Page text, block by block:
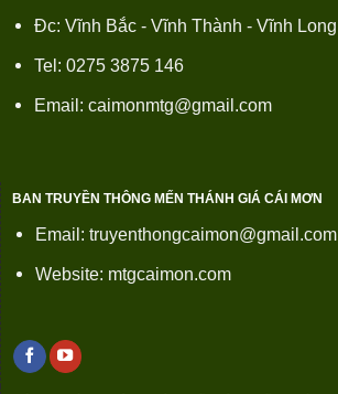
Đc: Vĩnh Bắc - Vĩnh Thành - Vĩnh Long
Tel: 0275 3875 146
Email: caimonmtg@gmail.com
BAN TRUYỀN THÔNG MẾN THÁNH GIÁ CÁI MƠN
Email: truyenthongcaimon@gmail.com
Website: mtgcaimon.com